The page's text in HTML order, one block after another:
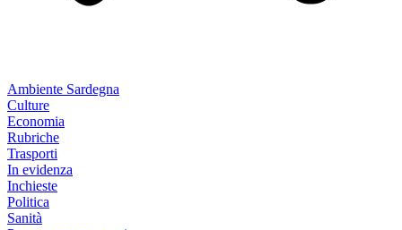
Ambiente Sardegna
Culture
Economia
Rubriche
Trasporti
In evidenza
Inchieste
Politica
Sanità